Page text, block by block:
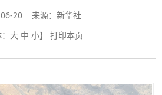
20 来源：新华社
大 中 小】 打印本页